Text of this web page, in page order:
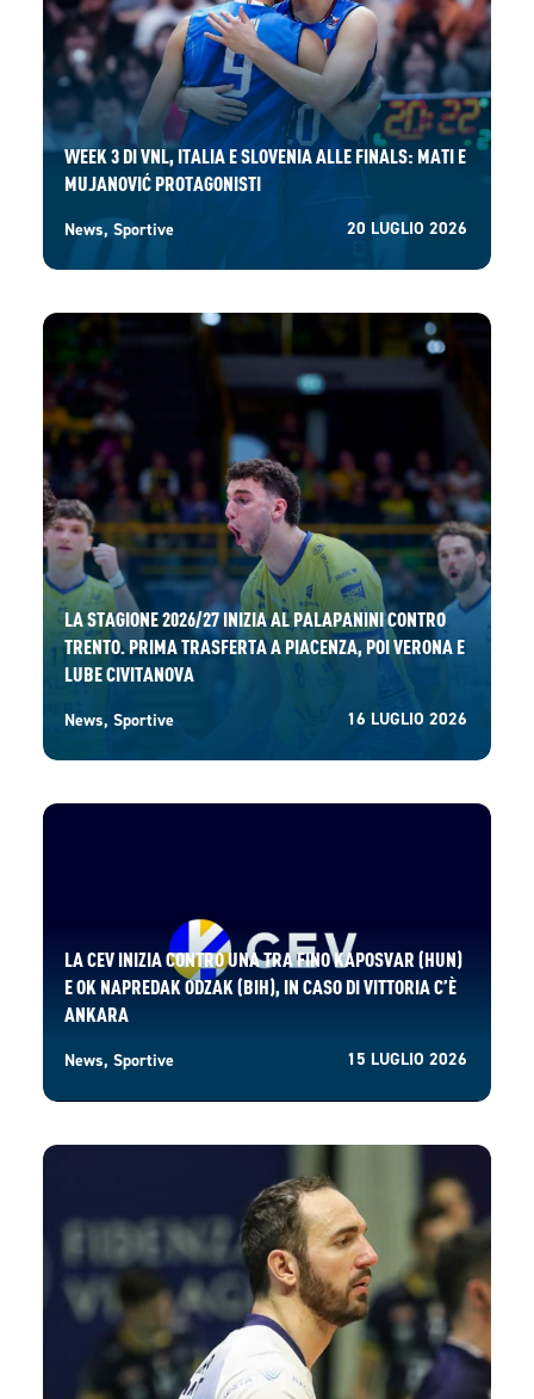
20 LUGLIO 2026
WEEK 3 DI VNL, ITALIA E SLOVENIA ALLE FINALS: MATI E
MUJANOVIĆ PROTAGONISTI
News, Sportive
16 LUGLIO 2026
LA STAGIONE 2026/27 INIZIA AL PALAPANINI CONTRO
TRENTO. PRIMA TRASFERTA A PIACENZA, POI VERONA E
LUBE CIVITANOVA
News, Sportive
15 LUGLIO 2026
LA CEV INIZIA CONTRO UNA TRA FINO KAPOSVAR (HUN)
E OK NAPREDAK ODZAK (BIH), IN CASO DI VITTORIA C’È
ANKARA
News, Sportive